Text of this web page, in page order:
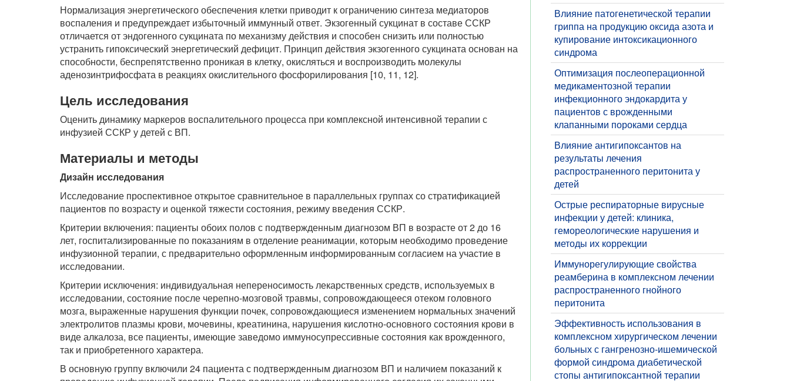
Нормализация энергетического обеспечения клетки приводит к ограничению синтеза медиаторов
воспаления и предупреждает избыточный иммунный ответ. Экзогенный сукцинат в составе ССКР
отличается от эндогенного сукцината по механизму действия и способен снизить или полностью
устранить гипоксический энергетический дефицит. Принцип действия экзогенного сукцината основан на
способности, беспрепятственно проникая в клетку, окисляться и воспроизводить молекулы
аденозинтрифосфата в реакциях окислительного фосфорилирования [10, 11, 12].
Цель исследования
Оценить динамику маркеров воспалительного процесса при комплексной интенсивной терапии с
инфузией ССКР у детей с ВП.
Материалы и методы
Дизайн исследования
Исследование проспективное открытое сравнительное в параллельных группах со стратификацией
пациентов по возрасту и оценкой тяжести состояния, режиму введения ССКР.
Критерии включения: пациенты обоих полов с подтвержденным диагнозом ВП в возрасте от 2 до 16
лет, госпитализированные по показаниям в отделение реанимации, которым необходимо проведение
инфузионной терапии, с предварительно оформленным информированным согласием на участие в
исследовании.
Критерии исключения: индивидуальная непереносимость лекарственных средств, используемых в
исследовании, состояние после черепно-мозговой травмы, сопровождающееся отеком головного
мозга, выраженные нарушения функции почек, сопровождающиеся изменением нормальных значений
электролитов плазмы крови, мочевины, креатинина, нарушения кислотно-основного состояния крови в
виде алкалоза, все пациенты, имеющие заведомо иммуносупрессивные состояния как врожденного,
так и приобретенного характера.
В основную группу включили 24 пациента с подтвержденным диагнозом ВП и наличием показаний к
​Влияние патогенетической терапии
гриппа на продукцию оксида азота и
купирование интоксикационного
синдрома
Оптимизация послеоперационной
медикаментозной терапии
инфекционного эндокардита у
пациентов с врожденными
клапанными пороками сердца
Влияние антигипоксантов на
результаты лечения
распространенного перитонита у
детей
​Острые респираторные вирусные
инфекции у детей: клиника,
гемореологические нарушения и
методы их коррекции
Иммунорегулирующие свойства
реамберина в комплексном лечении
распространенного гнойного
перитонита
Эффективность использования в
комплексном хирургическом лечении
больных с гангренозно-ишемической
формой синдрома диабетической
стопы антигипоксантной терапии